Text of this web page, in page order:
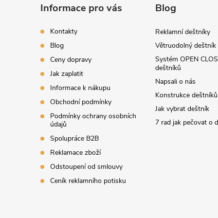
Informace pro vás
Kontakty
Blog
Ceny dopravy
Jak zaplatit
Informace k nákupu
Obchodní podmínky
Podmínky ochrany osobních
údajů
Spolupráce B2B
Reklamace zboží
Odstoupení od smlouvy
Ceník reklamního potisku
Blog
Reklamní deštníky
Větruodolný deštník
Systém OPEN
deštníků
Napsali o nás
Konstrukce deštníků
Jak vybrat deštník
7 rad jak pečovat o